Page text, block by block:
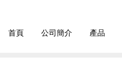
首頁 公司簡介 產品